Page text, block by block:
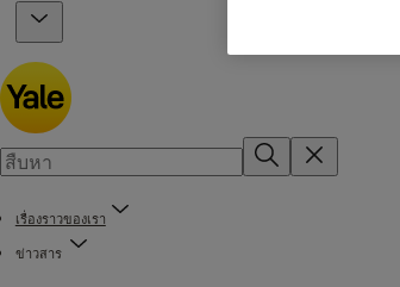
เรื่องราวของเรา
ข่าวสาร